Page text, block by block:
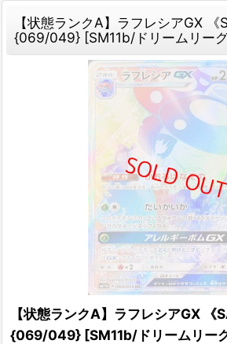
【状態ランクA】ラフレシアGX 《
{069/049} [SM11b/ドリームリー
【状態ランクA】ラフレシアGX 《
{069/049} [SM11b/ドリームリー